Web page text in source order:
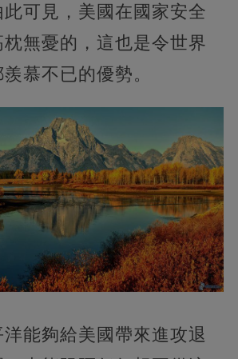
可見，美國在國家安全
無憂的，這也是令世界
慕不已的優勢。
能夠給美國帶來進攻退